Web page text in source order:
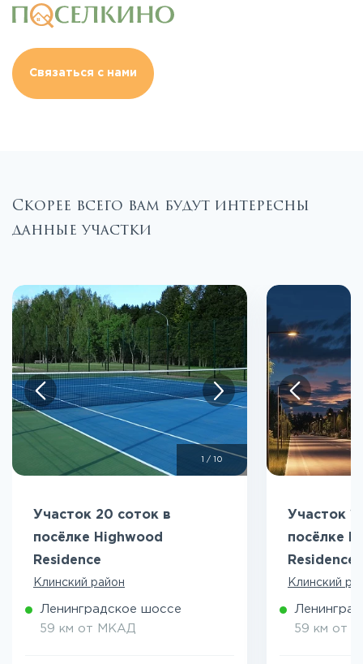
Связаться с нами
Скорее всего вам будут интересны
данные участки
/ 10
Участок 20 соток в
посёлке Highwood
Residence
Клинский район
Ленинградское шоссе
59 км от МКАД
Участок
посёлке
Residence
Клинский
59 км от